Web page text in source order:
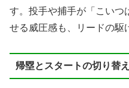
す。投手や捕手が「こいつ
せる威圧感も、リードの駆
帰塁とスタートの切り替え